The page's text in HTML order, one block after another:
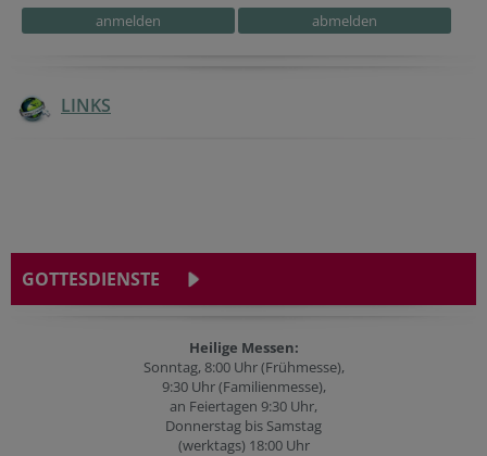
LINKS
GOTTESDIENSTE
Heilige Messen:
Sonntag, 8:00 Uhr (Frühmesse),
9:30 Uhr (Familienmesse),
an Feiertagen 9:30 Uhr,
Donnerstag bis Samstag
(werktags) 18:00 Uhr